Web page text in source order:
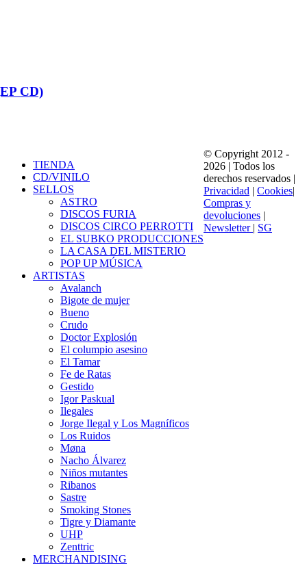
CD)
TIENDA
CD/VINILO
SELLOS
ASTRO
DISCOS FURIA
DISCOS CIRCO PERROTTI
EL SUBKO PRODUCCIONES
LA CASA DEL MISTERIO
POP UP MÚSICA
ARTISTAS
Avalanch
Bigote de mujer
Bueno
Crudo
Doctor Explosión
El columpio asesino
El Tamar
Fe de Ratas
Gestido
Igor Paskual
Ilegales
Jorge Ilegal y Los Magníficos
Los Ruidos
Møna
Nacho Álvarez
Niños mutantes
Ribanos
Sastre
Smoking Stones
Tigre y Diamante
UHP
Zenttric
MERCHANDISING
© Copyright 2012 -
2026 | Todos los
derechos reservados |
Privacidad | Cookies|
Compras y
devoluciones |
Newsletter | SG